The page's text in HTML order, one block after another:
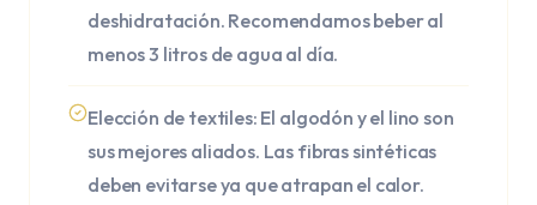
deshidratación. Recomendamos beber al
menos 3 litros de agua al día.
Elección de textiles: El algodón y el lino son
sus mejores aliados. Las fibras sintéticas
deben evitarse ya que atrapan el calor.